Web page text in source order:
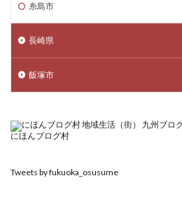
糸島市
長崎県
飯塚市
にほんブログ村
Tweets by fukuoka_osusume